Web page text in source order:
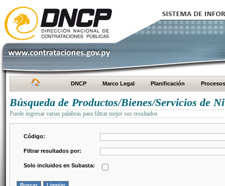
DNCP Marco Legal Planificación Procesos
Búsqueda de Productos/Bienes/Servicios de
Puede ingresar varias palabras para filtrar mejor sus resultados
Código:
Filtrar resultados por:
Solo incluidos en Subasta: